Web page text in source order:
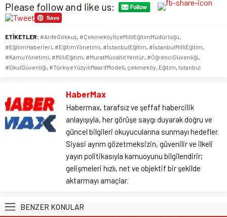
Please follow and like us:
ETİKETLER: #ArifeGökkuş, #ÇekmeköyİlçeMilliEğitimMüdürlüğü,
#EğitimHaberleri, #EğitimYönetimi, #İstanbulEğitim, #İstanbulMilliEğitim,
#KamuYönetimi, #MilliEğitim, #MuratMücahitYentür, #ÖğrenciGüvenliği,
#OkulGüvenliği, #TürkiyeYüzyılıMaarifModeli, çekmeköy, Eğitim, Istanbul
HaberMax
Habermax, tarafsız ve şeffaf habercilik
anlayışıyla, her görüşe saygı duyarak doğru ve
güncel bilgileri okuyucularına sunmayı hedefler.
Siyasi ayrım gözetmeksizin, güvenilir ve ilkeli
yayın politikasıyla kamuoyunu bilgilendirir;
gelişmeleri hızlı, net ve objektif bir şekilde
aktarmayı amaçlar.
BENZER KONULAR